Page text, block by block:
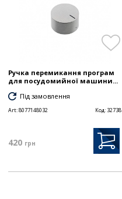
Ручка перемикання програм
для посудомийної машини...
Під замовлення
Art:8077148032 Код: 32738
420 грн